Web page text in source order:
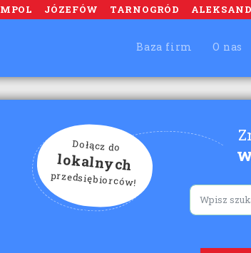
JÓZEFÓW TARNOGRÓD
Baza firm O nas
Dołącz do
lokalnych
przedsiębiorców!
Lorem